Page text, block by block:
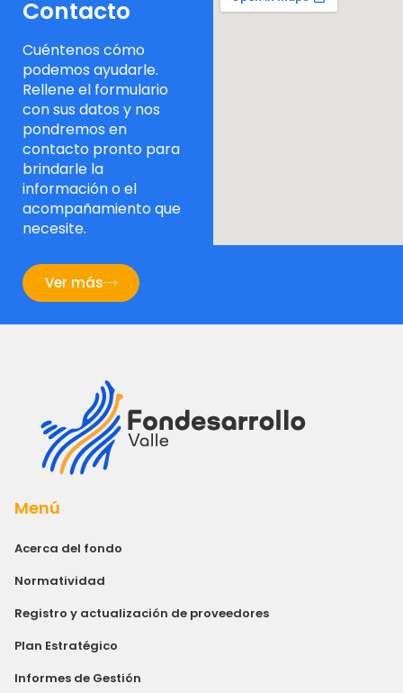
Contacto
Cuéntenos cómo
podemos ayudarle.
Rellene el formulario
con sus datos y nos
pondremos en
contacto pronto para
brindarle la
información o el
acompañamiento que
necesite.
Ver más
Menú
Acerca del fondo
Normatividad
Registro y actualización de proveedores
Plan Estratégico
Informes de Gestión